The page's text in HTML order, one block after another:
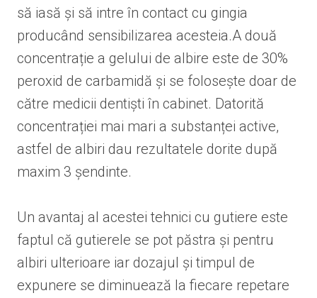
să iasă și să intre în contact cu gingia
producând sensibilizarea acesteia.A două
concentrație a gelului de albire este de 30%
peroxid de carbamidă și se folosește doar de
către medicii dentiști în cabinet. Datorită
concentrației mai mari a substanței active,
astfel de albiri dau rezultatele dorite după
maxim 3 șendinte.
Un avantaj al acestei tehnici cu gutiere este
faptul că gutierele se pot păstra și pentru
albiri ulterioare iar dozajul și timpul de
expunere se diminuează la fiecare repetare